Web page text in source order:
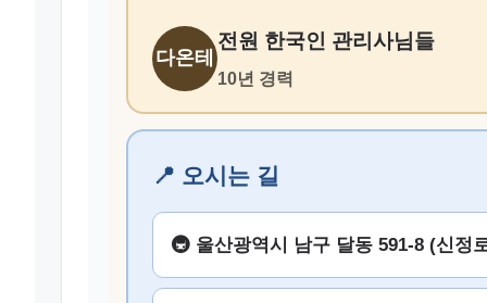
다온테
전원 한국인 관리사님들
10년 경력
📍 오시는 길
🚇 울산광역시 남구 달동 591-8 (신정